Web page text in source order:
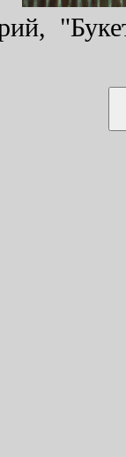
"Букет